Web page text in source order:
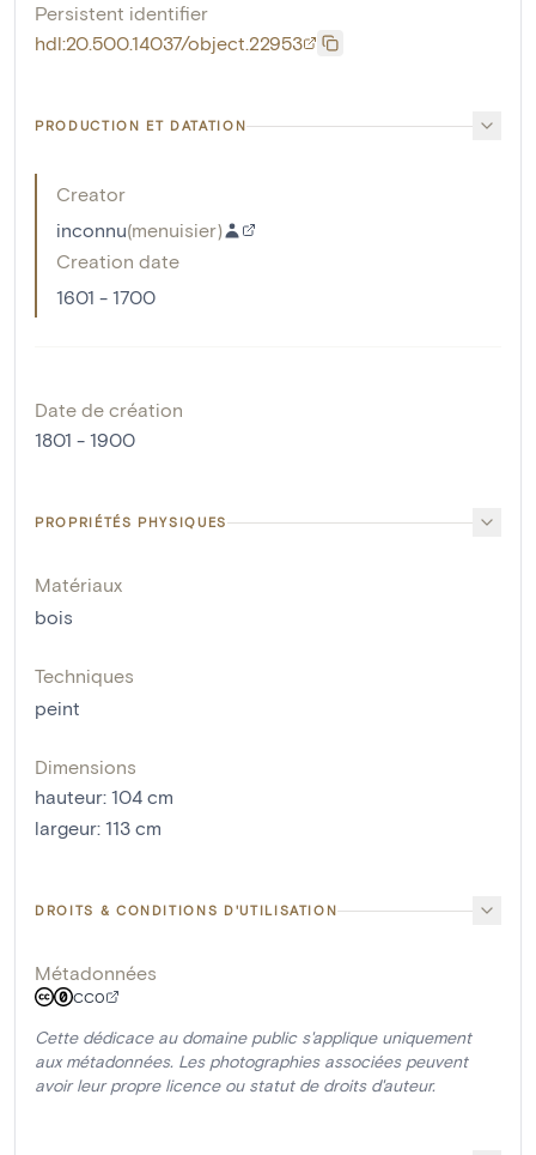
Persistent identifier
hdl:20.500.14037/object.22953
PRODUCTION ET DATATION
Creator
inconnu(menuisier)
Creation date
1601 - 1700
Date de création
1801 - 1900
PROPRIÉTÉS PHYSIQUES
Matériaux
bois
Techniques
peint
Dimensions
hauteur: 104 cm
largeur: 113 cm
DROITS & CONDITIONS D'UTILISATION
Métadonnées
CC0
Cette dédicace au domaine public s'applique uniquement
aux métadonnées. Les photographies associées peuvent
avoir leur propre licence ou statut de droits d'auteur.